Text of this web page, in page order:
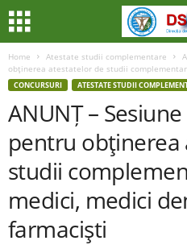
Home Atestate studii complementare
obţinerea atestatelor de studii
CONCURSURI ATESTATE STUDII
ANUNȚ –
pentru
studii
medici, medici
farmacişti